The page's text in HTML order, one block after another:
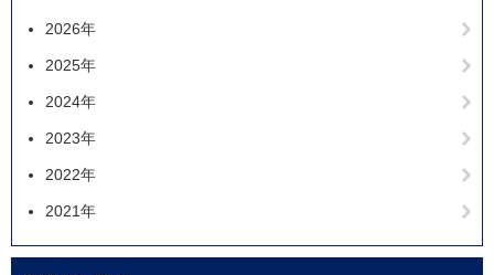
2026年
2025年
2024年
2023年
2022年
2021年